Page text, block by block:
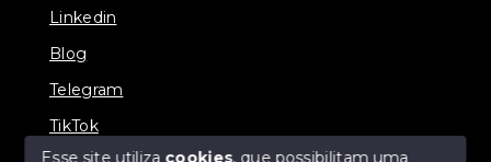
Linkedin
Blog
Telegram
TikTok
Esse site utiliza cookies, que possibilitam uma